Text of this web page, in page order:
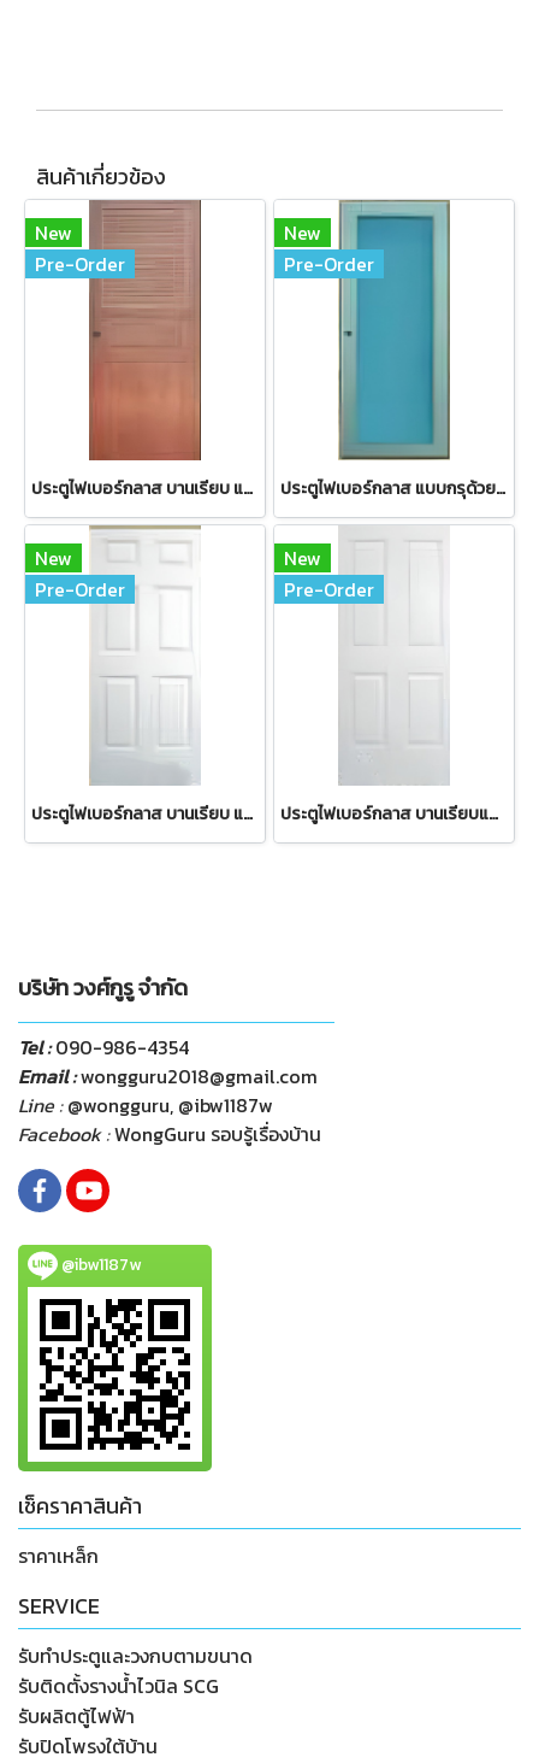
สินค้าเกี่ยวข้อง
New
Pre-Order
ประตูไฟเบอร์กลาส บานเรียบ แบบช่องบานเกล็ด
New
Pre-Order
ประตูไฟเบอร์กลาส แบบกรุด้วยกระจก
New
Pre-Order
ประตูไฟเบอร์กลาส บานเรียบ แบบบานทึบและแบบลวดลายลูกฟัก
New
Pre-Order
ประตูไฟเบอร์กลาส บานเรียบแบบลวดลายลูกฟัก
บริษัท วงศ์กูรู จำกัด
Tel :090-986-4354
Email :wongguru2018@gmail.com
Line :@wongguru, @ibw1187w
Facebook :WongGuru รอบรู้เรื่องบ้าน
@ibw1187w
เช็คราคาสินค้า
ราคาเหล็ก
SERVICE
รับทำประตูและวงกบตามขนาด
รับติดตั้งรางน้ำไวนิล SCG
รับผลิตตู้ไฟฟ้า
รับปิดโพรงใต้บ้าน